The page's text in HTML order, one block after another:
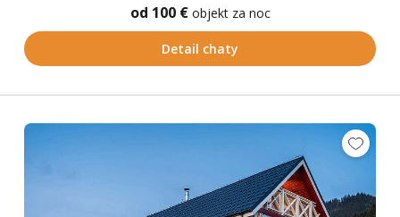
od 100 € objekt za noc
Detail chaty